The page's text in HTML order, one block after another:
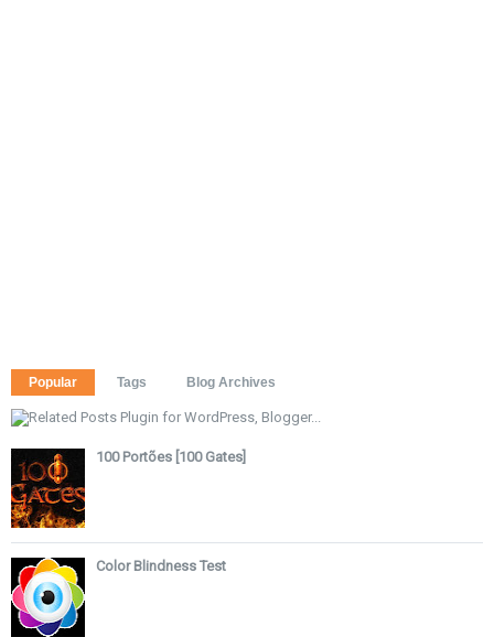
Popular Tags Blog Archives
100 Portões [100 Gates]
Color Blindness Test